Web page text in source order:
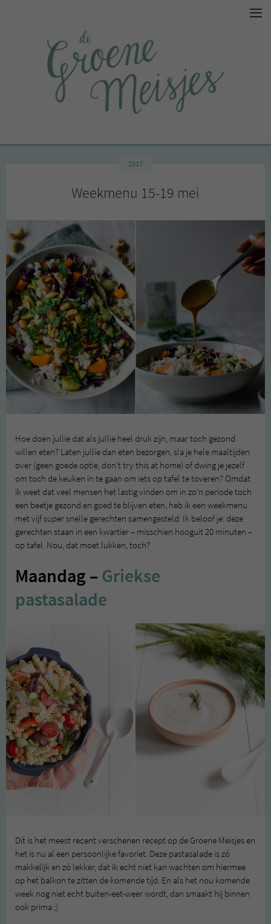
2017
Weekmenu 15-19 mei
Hoe doen jullie dat als jullie heel druk zijn, maar toch gezond
willen eten? Laten jullie dan eten bezorgen, sla je hele maaltijden
over (geen goede optie, don’t try this at home) of dwing je jezelf
om toch de keuken in te gaan om iets op tafel te toveren? Omdat
ik weet dat veel mensen het lastig vinden om in zo’n periode toch
een beetje gezond en goed te blijven eten, heb ik een weekmenu
met vijf super snelle gerechten samengesteld. Ik beloof je: deze
gerechten staan in een kwartier – misschien hooguit 20 minuten –
op tafel. Nou, dat moet lukken, toch?
Maandag –Griekse
pastasalade
Dit is het meest recent verschenen recept op de Groene Meisjes en
het is nu al een persoonlijke favoriet. Deze pastasalade is zó
makkelijk en zó lekker, dat ik echt niet kan wachten om hiermee
op het balkon te zitten de komende tijd. En als het nou komende
week nog niet echt buiten-eet-weer wordt, dan smaakt hij binnen
ook prima ;)